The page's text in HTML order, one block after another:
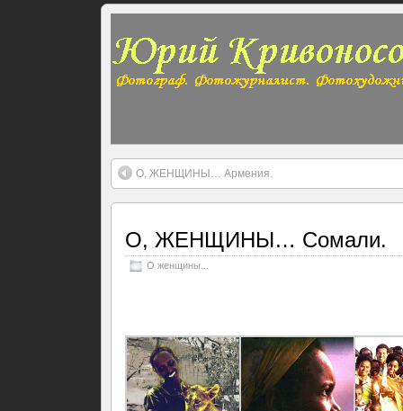
О, ЖЕНЩИНЫ… Армения.
О, ЖЕНЩИНЫ… Сомали.
О женщины...